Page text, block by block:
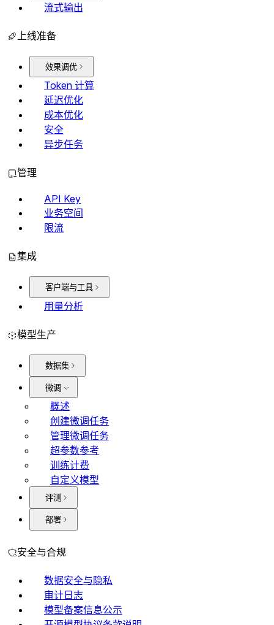
流式输出
上线准备
效果调优
Token 计算
延迟优化
成本优化
安全
异步任务
管理
API Key
业务空间
限流
集成
客户端与工具
用量分析
模型生产
数据集
微调
概述
创建微调任务
管理微调任务
超参数参考
训练计费
自定义模型
评测
部署
安全与合规
数据安全与隐私
审计日志
模型备案信息公示